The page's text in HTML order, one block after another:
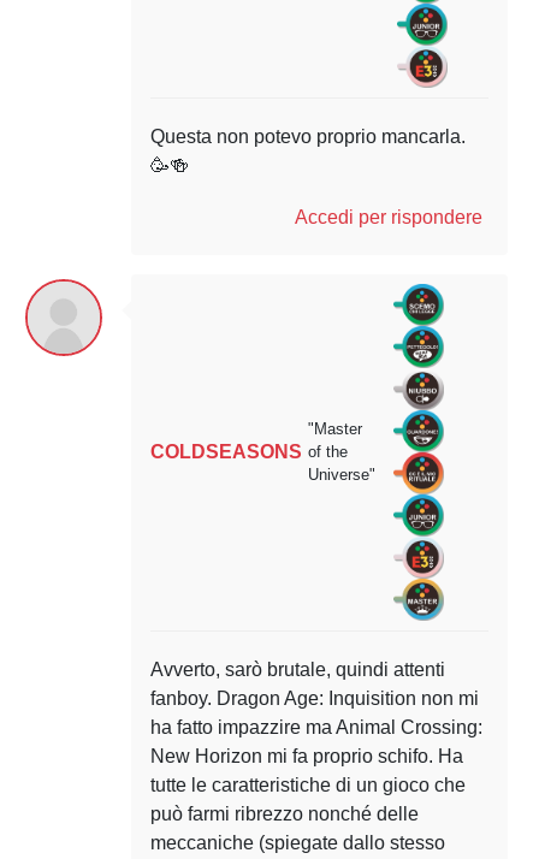
Questa non potevo proprio mancarla.
🥳🍻
Accedi per rispondere
COLDSEASONS
"Master
of the
Universe"
Avverto, sarò brutale, quindi attenti
fanboy. Dragon Age: Inquisition non mi
ha fatto impazzire ma Animal Crossing:
New Horizon mi fa proprio schifo. Ha
tutte le caratteristiche di un gioco che
può farmi ribrezzo nonché delle
meccaniche (spiegate dallo stesso